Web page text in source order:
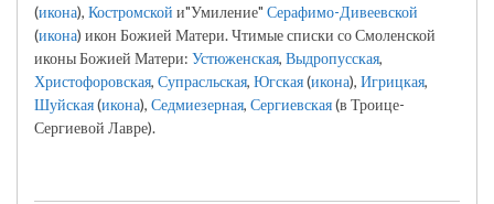
(икона), Костромской и"Умиление" Серафимо-Дивеевской
(икона) икон Божией Матери. Чтимые списки со Смоленской
иконы Божией Матери: Устюженская, Выдропусская,
Христофоровская, Супрасльская, Югская(икона), Игрицкая,
Шуйская(икона), Седмиезерная, Сергиевская(в Троице-
Сергиевой Лавре).